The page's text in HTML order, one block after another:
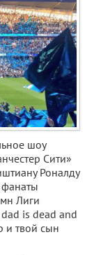
шоу
Сити»
Роналду
фанаты
Лиги
is dead and
и твой сын